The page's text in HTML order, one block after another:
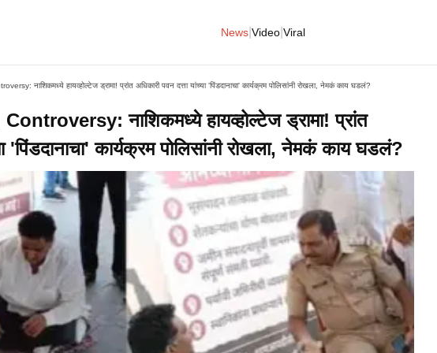
News Video Viral
नाशिकमध्ये हायव्होल्टेज ड्रामा! प्रांत अधिकारी पवन दत्ता यांच्या 'पिंडदानाचा' कार्यक्रम पोलिसांनी रोखला, नेमकं काय घडलं?
नाशिकमध्ये हायव्होल्टेज ड्रामा! प्रांत
'पिंडदानाचा' कार्यक्रम पोलिसांनी रोखला, नेमकं काय घडलं?